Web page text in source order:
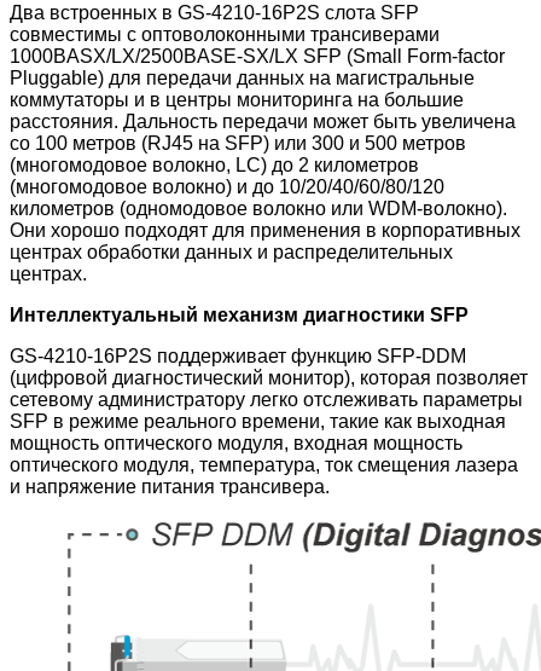
Два встроенных в GS-4210-16P2S слота SFP
совместимы с оптоволоконными трансиверами
1000BASX/LX/2500BASE-SX/LX SFP (Small Form-factor
Pluggable) для передачи данных на магистральные
коммутаторы и в центры мониторинга на большие
расстояния. Дальность передачи может быть увеличена
со 100 метров (RJ45 на SFP) или 300 и 500 метров
(многомодовое волокно, LC) до 2 километров
(многомодовое волокно) и до 10/20/40/60/80/120
километров (одномодовое волокно или WDM-волокно).
Они хорошо подходят для применения в корпоративных
центрах обработки данных и распределительных
центрах.
Интеллектуальный механизм диагностики SFP
GS-4210-16P2S поддерживает функцию SFP-DDM
(цифровой диагностический монитор), которая позволяет
сетевому администратору легко отслеживать параметры
SFP в режиме реального времени, такие как выходная
мощность оптического модуля, входная мощность
оптического модуля, температура, ток смещения лазера
и напряжение питания трансивера.